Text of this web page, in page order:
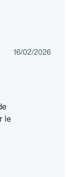
16/02/2026
le